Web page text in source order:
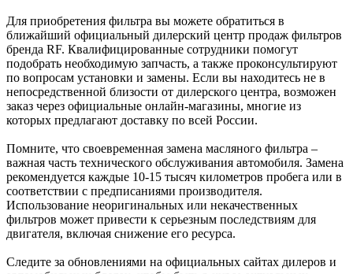
Для приобретения фильтра вы можете обратиться в
ближайший официальный дилерский центр продаж фильтров
бренда RF. Квалифицированные сотрудники помогут
подобрать необходимую запчасть, а также проконсультируют
по вопросам установки и замены. Если вы находитесь не в
непосредственной близости от дилерского центра, возможен
заказ через официальные онлайн-магазины, многие из
которых предлагают доставку по всей России.
Помните, что своевременная замена масляного фильтра –
важная часть технического обслуживания автомобиля. Замена
рекомендуется каждые 10-15 тысяч километров пробега или в
соответствии с предписаниями производителя.
Использование неоригинальных или некачественных
фильтров может привести к серьезным последствиям для
двигателя, включая снижение его ресурса.
Следите за обновлениями на официальных сайтах дилеров и